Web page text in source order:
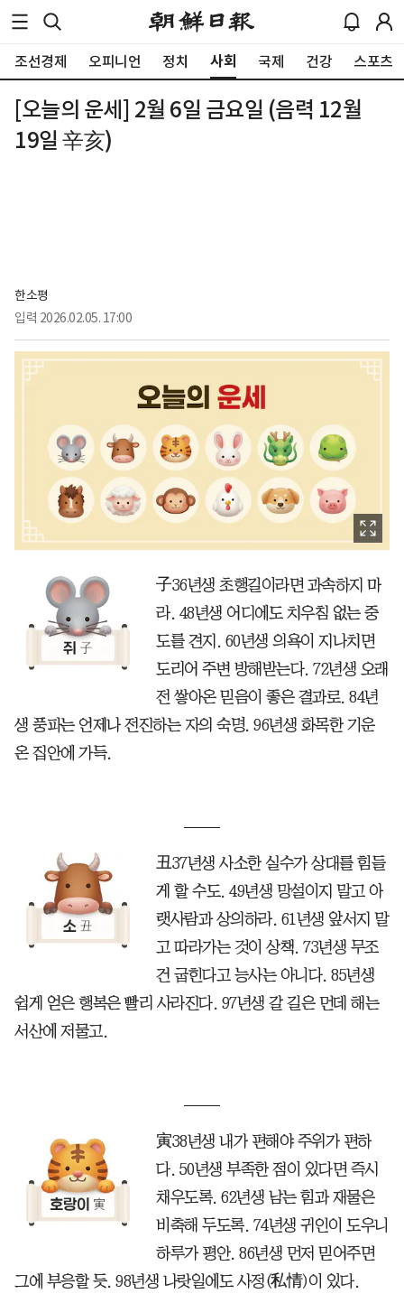
조선경제 오피니언 정치 사회 국제 건강 스포츠
[오늘의 운세] 2월 6일 금요일 (음력 12월
19일 辛亥)
한소평
입력 2026.02.05. 17:00
子36년생 초행길이라면 과속하지 마
라. 48년생 어디에도 치우침 없는 중
도를 견지. 60년생 의욕이 지나치면
도리어 주변 방해받는다. 72년생 오래
전 쌓아온 믿음이 좋은 결과로. 84년
생 풍파는 언제나 전진하는 자의 숙명. 96년생 화목한 기운
온 집안에 가득.
丑37년생 사소한 실수가 상대를 힘들
게 할 수도. 49년생 망설이지 말고 아
랫사람과 상의하라. 61년생 앞서지 말
고 따라가는 것이 상책. 73년생 무조
건 굽힌다고 능사는 아니다. 85년생
쉽게 얻은 행복은 빨리 사라진다. 97년생 갈 길은 먼데 해는
서산에 저물고.
寅38년생 내가 편해야 주위가 편하
다. 50년생 부족한 점이 있다면 즉시
채우도록. 62년생 남는 힘과 재물은
비축해 두도록. 74년생 귀인이 도우니
하루가 평안. 86년생 먼저 믿어주면
그에 부응할 듯. 98년생 나랏일에도 사정(私情)이 있다.